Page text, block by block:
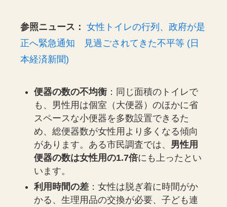
参照ニュース：
女性トイレの行列、政府が是
正へ緊急通知 見過ごされてきた不平等 (日
本経済新聞)
便器の数の不均衡 ：同じ面積のトイレで
も、男性用は個室（大便器）のほかに省
スペースな小便器を多数設置できるた
め、総便器数が女性用より多くなる傾向
があります。ある市民調査では、 男性用
便器の数は女性用の1.7倍にも上ったとい
います。
利用時間の差 ：女性は脱ぎ着に時間がか
かる、生理用品の交換が必要、子ども連